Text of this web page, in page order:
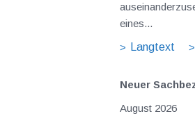
eines...
Langtext
Neuer
August 2026